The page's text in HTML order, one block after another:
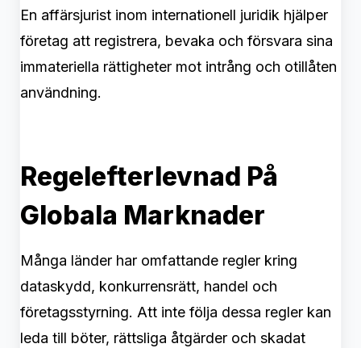
En affärsjurist inom internationell juridik hjälper
företag att registrera, bevaka och försvara sina
immateriella rättigheter mot intrång och otillåten
användning.
Regelefterlevnad På
Globala Marknader
Många länder har omfattande regler kring
dataskydd, konkurrensrätt, handel och
företagsstyrning. Att inte följa dessa regler kan
leda till böter, rättsliga åtgärder och skadat